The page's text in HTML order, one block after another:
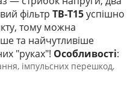
фільтр ТВ-Т15успішно
тому можна
та найчутливіше
"руках"! Особливості:
імпульсних перешкод,